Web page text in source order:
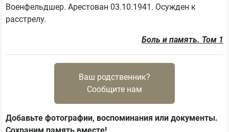
Военфельдшер. Арестован 03.10.1941. Осужден к
Боль и память. Том 1
Ваш родственник?
Сообщите нам
Добавьте фотографии, воспоминания или документы.